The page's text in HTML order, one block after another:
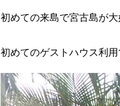
初めての来島で宮古島が大
初めてのゲストハウス利